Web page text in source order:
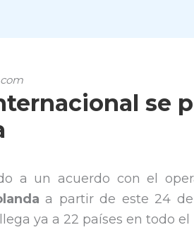
se
a un acuerdo con el
a partir de este 24
ya a 22 países en todo